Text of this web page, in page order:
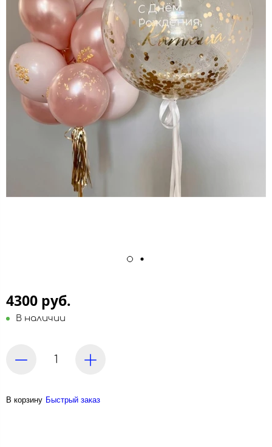
4300 руб.
В наличии
В корзину Быстрый заказ